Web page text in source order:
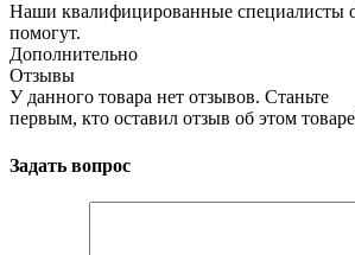
Наши квалифицированные специалисты
помогут.
Дополнительно
Отзывы
У данного товара нет отзывов. Станьте
первым, кто оставил отзыв об этом
Задать вопрос